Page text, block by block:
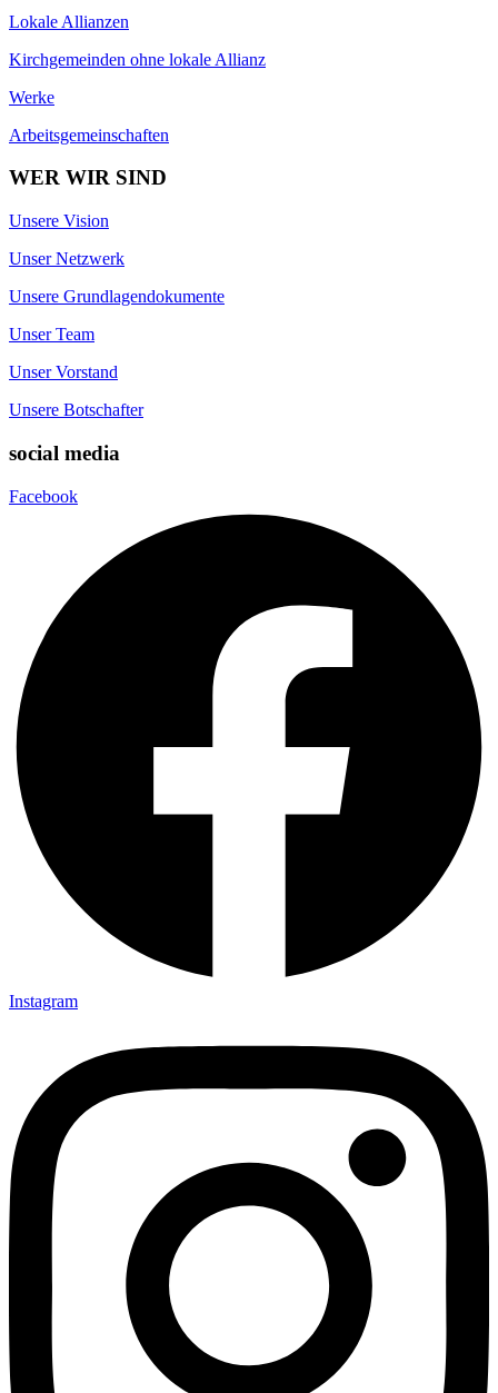
Lokale Allianzen
Kirchgemeinden ohne lokale Allianz
Werke
Arbeitsgemeinschaften
WER WIR SIND
Unsere Vision
Unser Netzwerk
Unsere Grundlagendokumente
Unser Team
Unser Vorstand
Unsere Botschafter
social media
Facebook
Instagram